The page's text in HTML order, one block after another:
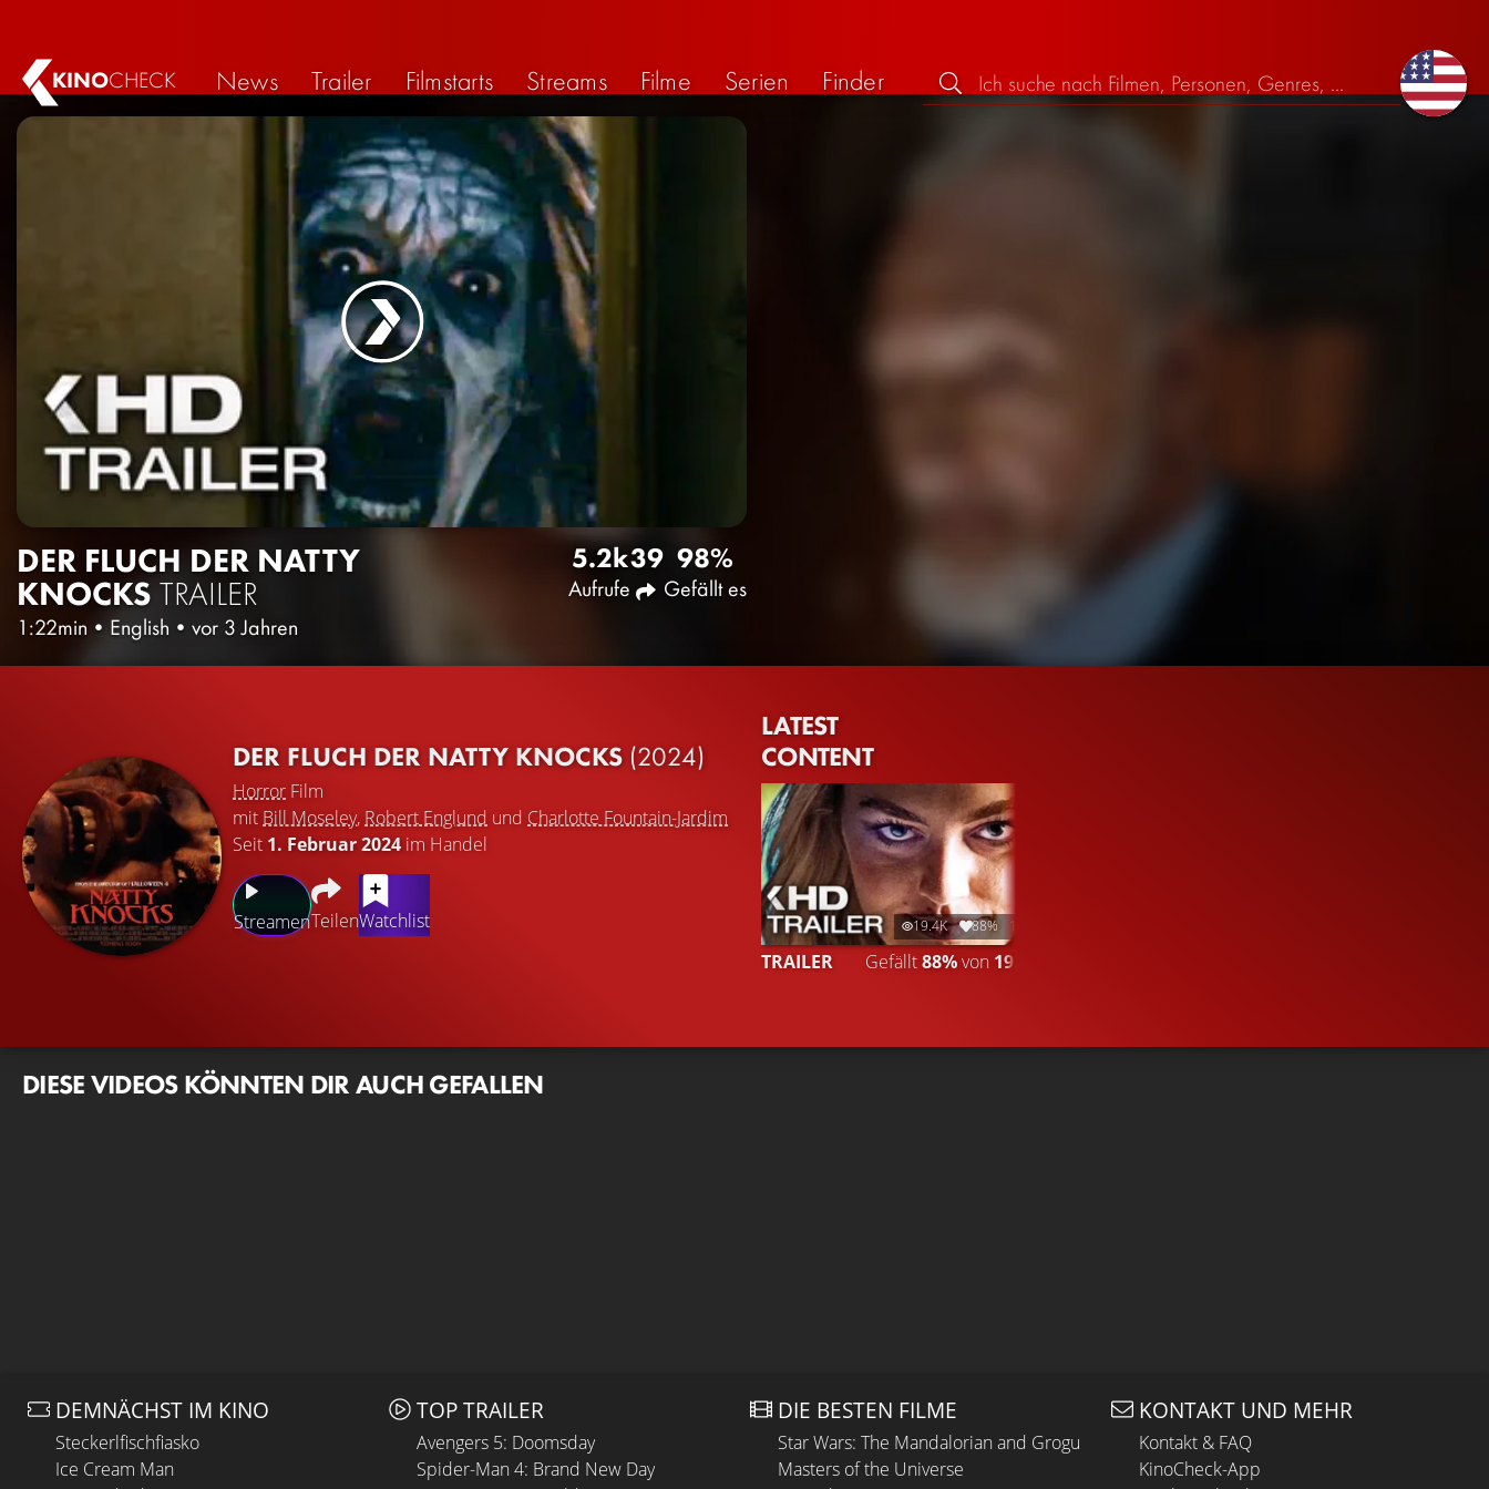
KINOCHECK News Trailer Filmstarts Streams Filme Serien Finder
DER FLUCH DER NATTY
KNOCKS TRAILER
1:22min • English • vor 3 Jahren
5.2k
Aufrufe
39 98%
Gefällt es
DER FLUCH DER NATTY KNOCKS (2024)
Horror Film
mit Bill Moseley, Robert Englund und Charlotte Fountain-Jardim
Seit 1. Februar 2024im Handel
StreamenTeilenWatchlist
LATEST
CONTENT
19.4K 88% 1:20
TRAILER Gefällt88%von 19.395
DIESE VIDEOS KÖNNTEN DIR AUCH GEFALLEN
DEMNÄCHST IM KINO
Steckerlfischfiasko
Ice Cream Man
TOP TRAILER
Avengers 5: Doomsday
Spider-Man 4: Brand New Day
DIE BESTEN FILME
Star Wars: The Mandalorian and Grogu
Masters of the Universe
KONTAKT UND MEHR
Kontakt & FAQ
KinoCheck-App